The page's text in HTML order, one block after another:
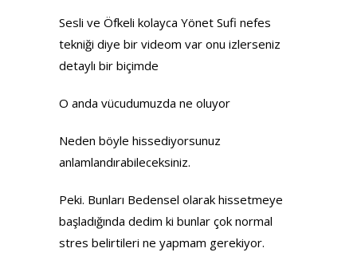
Sesli ve Öfkeli kolayca Yönet Sufi nefes
tekniği diye bir videom var onu izlerseniz
detaylı bir biçimde
O anda vücudumuzda ne oluyor
Neden böyle hissediyorsunuz
anlamlandırabileceksiniz.
Peki. Bunları Bedensel olarak hissetmeye
başladığında dedim ki bunlar çok normal
stres belirtileri ne yapmam gerekiyor.